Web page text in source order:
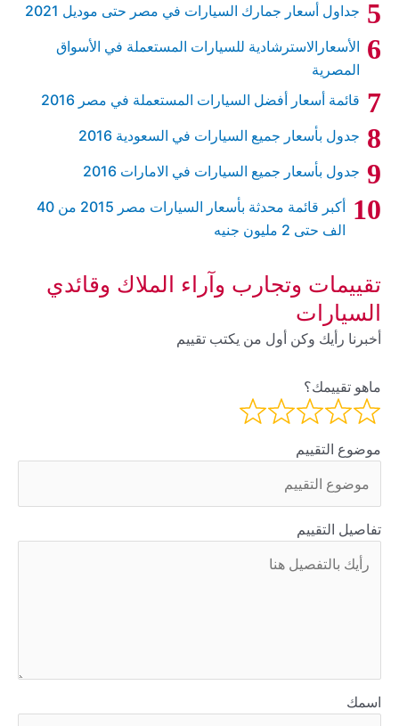
جداول أسعار جمارك السيارات في مصر حتى موديل 2021
الأسعارالاسترشادية للسيارات المستعملة في الأسواق
المصرية
قائمة أسعار أفضل السيارات المستعملة في مصر 2016
جدول بأسعار جميع السيارات في السعودية 2016
جدول بأسعار جميع السيارات في الامارات 2016
أكبر قائمة محدثة بأسعار السيارات مصر 2015 من 40
الف حتى 2 مليون جنيه
تقييمات وتجارب وآراء الملاك وقائدي
السيارات
أخبرنا رأيك وكن أول من يكتب تقييم
ماهو تقييمك؟
موضوع التقييم
تفاصيل التقييم
اسمك